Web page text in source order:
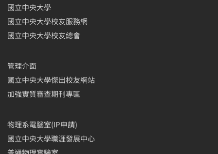
國立中央大學
國立中央大學校友服務網
國立中央大學校友總會
管理介面
國立中央大學傑出校友網站
加強實質審查期刊專區
物理系電腦室(IP申請)
國立中央大學職涯發展中心